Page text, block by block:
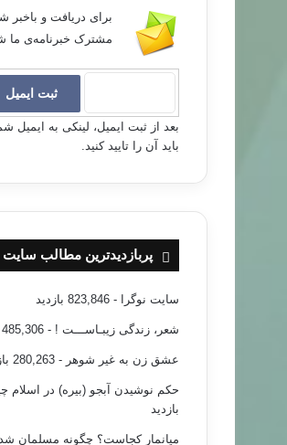
برای دریافت و
مشترک خبرنامه‌ی ما
بعد از ثبت ایمیل، لینکی به ایمیل
باید آن را تایید کنید.
پربازدیدترین مطالب سایت
سایت نوگرا - 823,846 بازدید
شعر، زندگی زیبـاســـت ! - 485,306 بازدید
عشق زن به غیر شوهر - 280,263 بازدید
حکم نوشیدن آبجو (بیره) در اسلام
بازدید
میانمار کجاست؟ چگونه مسلمان